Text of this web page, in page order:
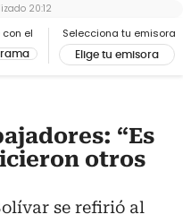
con el Selecciona tu emisora
Elige tu emisora
20:12
“Es
otros
se refirió al